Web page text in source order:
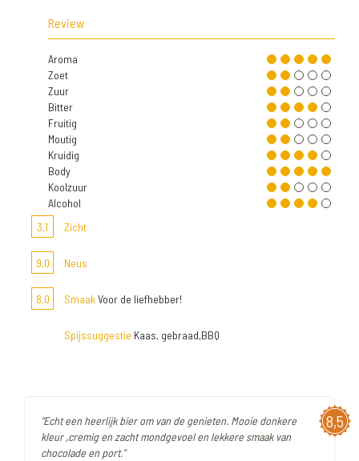
Review
Aroma
Zoet
Zuur
Bitter
Fruitig
Moutig
Kruidig
Body
Koolzuur
Alcohol
3,1
Zicht
9,0 Neus
8,0 SmaakVoor de liefhebber!
Spijssuggestie Kaas, gebraad,BBQ
8,5
"Echt een heerlijk bier om van de genieten. Mooie donkere
kleur ,cremig en zacht mondgevoel en lekkere smaak van
chocolade en port."